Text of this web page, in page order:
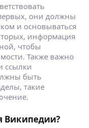
они должны
и основываться
информация
чтобы
Также важно
ссылки
быть
такие
Википедии?